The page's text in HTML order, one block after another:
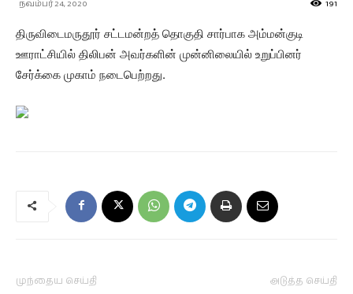
நவம்பர் 24, 2020 191
திருவிடைமருதூர் சட்டமன்றத் தொகுதி சார்பாக அம்மன்குடி
ஊராட்சியில் திலிபன் அவர்களின் முன்னிலையில் உறுப்பினர்
சேர்க்கை முகாம் நடைபெற்றது.
முந்தைய செய்தி அடுத்த செய்தி